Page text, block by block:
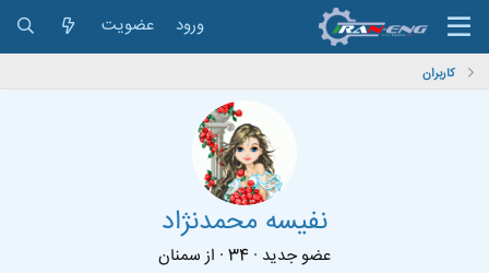
ورود عضویت
کاربران
نفیسه محمدنژاد
عضو جدید ·
· از سمنان